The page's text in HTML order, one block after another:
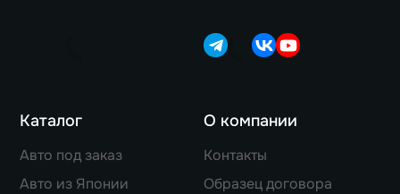
Каталог
Авто под заказ
Авто из Японии
О компании
Контакты
Образец договора